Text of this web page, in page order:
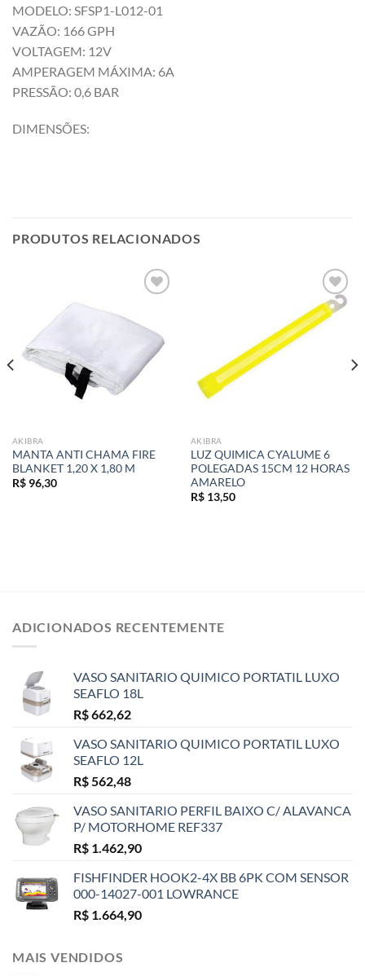
MODELO: SFSP1-L012-01
VAZÃO: 166 GPH
VOLTAGEM: 12V
AMPERAGEM MÁXIMA: 6A
PRESSÃO: 0,6 BAR
DIMENSÕES:
PRODUTOS RELACIONADOS
AKIBRA
MANTA ANTI CHAMA FIRE
BLANKET 1,20 X 1,80 M
R$96,30
Add to
wishlist
AKIBRA
LUZ QUIMICA CYALUME 6
POLEGADAS 15CM 12 HORAS
AMARELO
R$13,50
ADICIONADOS RECENTEMENTE
VASO SANITARIO QUIMICO PORTATIL LUXO
SEAFLO 18L
R$662,62
VASO SANITARIO QUIMICO PORTATIL LUXO
SEAFLO 12L
R$562,48
VASO SANITARIO PERFIL BAIXO C/ ALAVANCA
P/ MOTORHOME REF337
R$ 1.462,90
FISHFINDER HOOK2-4X BB 6PK COM SENSOR
000-14027-001 LOWRANCE
R$ 1.664,90
MAIS VENDIDOS